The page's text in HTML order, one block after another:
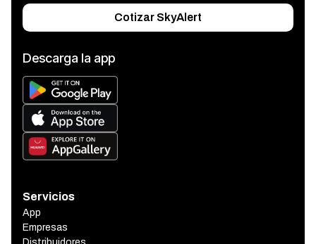
Cotizar SkyAlert
Descarga la app
Servicios
App
Empresas